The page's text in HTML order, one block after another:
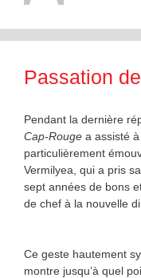
Passation
Pendant la dernière
Cap-Rouge a assisté
particulièrement
Vermilyea, qui a pris
sept années de bons
de chef à la nouvelle
Ce geste hautement
montre jusqu’à quel